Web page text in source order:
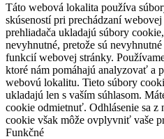
Táto webová lokalita používa
skúseností pri prechádzaní
prehliadača ukladajú súbory
nevyhnutné, pretože sú
funkcií webovej stránky.
ktoré nám pomáhajú analyzovať a
webovú lokalitu. Tieto súbory
ukladajú len s vaším súhlasom.
cookie odmietnuť. Odhlásenie sa
cookie však môže ovplyvniť vaše
Funkčné